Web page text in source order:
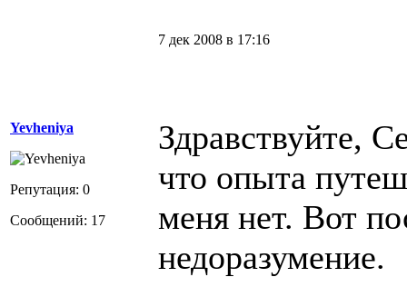
Yevheniya
Репутация: 0
Сообщений: 17
7 дек 2008 в 17:16
Здравствуйте,
что опыта
меня нет. Вот
недоразумение.